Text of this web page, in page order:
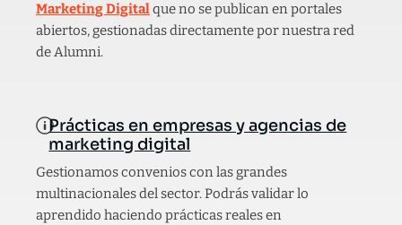
Marketing Digitalque no se publican en portales
abiertos, gestionadas directamente por nuestra red
de Alumni.
Prácticas en empresas y agencias de
marketing digital
Gestionamos convenios con las grandes
multinacionales del sector. Podrás validar lo
aprendido haciendo prácticas reales en